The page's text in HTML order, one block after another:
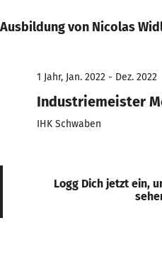
Ausbildung von Nicolas
1 Jahr, Jan. 2022 - Dez. 2022
Industriemeister
IHK Schwaben
Logg Dich jetzt ein,